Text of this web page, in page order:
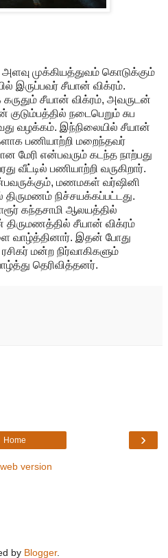
முக்கியத்துவம் கொடுக்கும்
இருப்பவர் சீயான் விக்ரம்.
கருதும் சீயான் விக்ரம், அவருடன்
நடைபெறும் சுப
வழக்கம். இந்நிலையில் சீயான்
பணியாற்றி மறைந்தவர்
மேரி என்பவரும் கடந்த நாற்பது
வீட்டில் பணியாற்றி வருகிறார்.
மணமகள் வர்ஷினி
நிச்சயக்கப்பட்டது.
கந்தசாமி ஆலயத்தில்
திருமணத்தில் சீயான் விக்ரம்
இதன் போது
மன்ற நிர்வாகிகளும்
தெரிவித்தனர்.
›
Home
version
by Blogger.